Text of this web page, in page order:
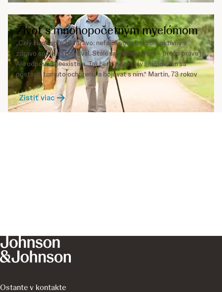
Život s mnohopočetným myelómom
„Celý život som žil zdravo: nefajčil som, bol som aktívny a
zdravo som sa stravoval. Stále sa musím pýtať – prečo práve ja.
Ale odpoveď neexistuje. Takže mi nezostáva nič iné, len sa
postaviť tomuto ochoreniu a bojovať s ním.“ Martin, 73 rokov
Zistiť viac
Ostante v kontakte